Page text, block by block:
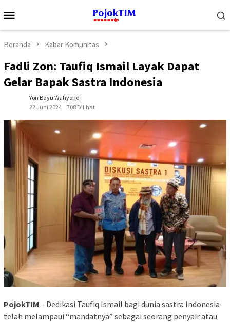
ke
Mobile
Beranda Kabar Komunitas
Fadli Zon: Taufiq Ismail Layak Dapat
Gelar Bapak Sastra Indonesia
Yon Bayu Wahyono
22 Juni 2024
708 Dilihat
PojokTIM – Dedikasi Taufiq Ismail bagi dunia sastra Indonesia
telah melampaui “mandatnya” sebagai seorang penyair atau